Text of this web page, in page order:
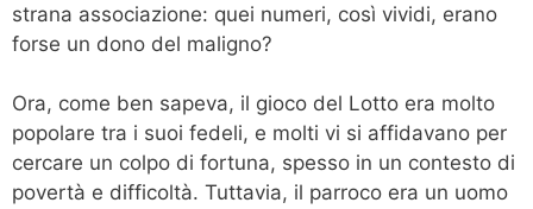
strana associazione: quei numeri, così vividi, erano
forse un dono del maligno?
Ora, come ben sapeva, il gioco del Lotto era molto
popolare tra i suoi fedeli, e molti vi si affidavano per
cercare un colpo di fortuna, spesso in un contesto di
povertà e difficoltà. Tuttavia, il parroco era un uomo